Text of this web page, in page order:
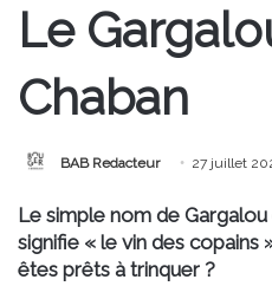
Le
Chaban
BAB Redacteur 27 juillet
Le simple nom de
signifie « le vin des
êtes prêts à trinquer ?